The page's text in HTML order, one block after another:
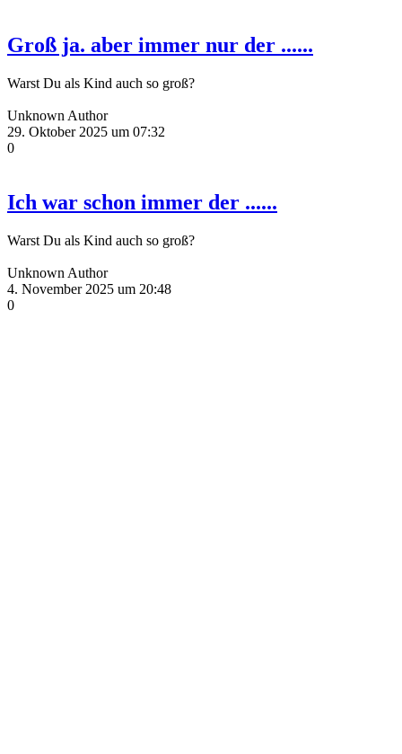
Groß ja. aber immer nur der ......
Warst Du als Kind auch so groß?
Unknown Author
29. Oktober 2025 um 07:32
0
Ich war schon immer der ......
Warst Du als Kind auch so groß?
Unknown Author
4. November 2025 um 20:48
0